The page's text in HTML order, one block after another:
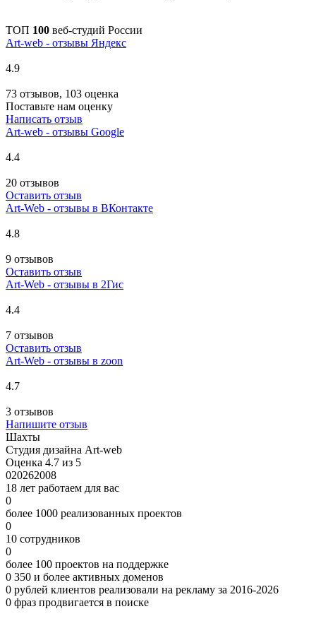
ТОП 100 веб-студий России
Art-web - отзывы Яндекс
4.9
73 отзывов, 103 оценка
Поставьте нам оценку
Написать отзыв
Art-web - отзывы Google
4.4
20 отзывов
Оставить отзыв
Art-Web - отзывы в ВКонтакте
4.8
9 отзывов
Оставить отзыв
Art-Web - отзывы в 2Гис
4.4
7 отзывов
Оставить отзыв
Art-Web - отзывы в zoon
4.7
3 отзывов
Напишите отзыв
Шахты
Студия дизайна Art-web
Оценка 4.7 из 5
020262008
18 лет работаем для вас
0
более 1000 реализованных проектов
0
10 сотрудников
0
более 100 проектов на поддержке
0 350 и более активных доменов
0 рублей клиентов реализовали на рекламу за 2016-2026
0 фраз продвигается в поиске